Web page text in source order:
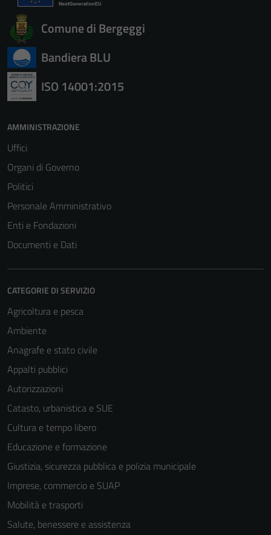
Comune di Bergeggi
Bandiera BLU
ISO 14001:2015
AMMINISTRAZIONE
Uffici
Organi di Governo
Politici
Personale Amministrativo
Enti e Fondazioni
Documenti e Dati
CATEGORIE DI SERVIZIO
Agricoltura e pesca
Ambiente
Anagrafe e stato civile
Appalti pubblici
Autorizzazioni
Catasto, urbanistica e SUE
Cultura e tempo libero
Educazione e formazione
Giustizia, sicurezza pubblica e polizia municipale
Imprese, commercio e SUAP
Mobilità e trasporti
Salute, benessere e assistenza